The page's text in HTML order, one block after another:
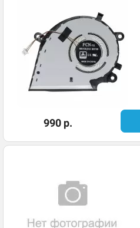
990 р.